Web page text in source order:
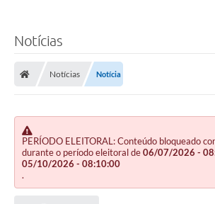
Notícias
Notícias Notícia
PERÍODO ELEITORAL: Conteúdo bloqueado
durante o período eleitoral de06/07/2026 -
05/10/2026 - 08:10:00
.